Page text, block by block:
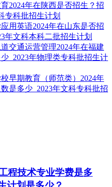
2024年在陕西是否招生？招
专科批招生计划
用英语2024年在山东是否招
年文科本科二批招生计划
交通运营管理2024年在福建
_2023年物理类专科批招生计
早期教育（师范类）2024年
是多少_2023年文科专科批招
程技术专业学费是多